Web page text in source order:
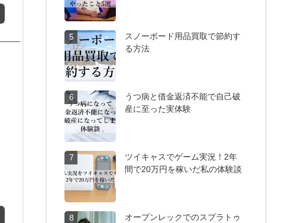
5
スノーボード用品買取で節約す
る方法
6
うつ病と借金返済不能で自己破
産に至った実体験
7
ツイキャスでゲーム実況！2年
間で20万円を稼いだ私の体験談
8
オープンレックでのスプラトゥ